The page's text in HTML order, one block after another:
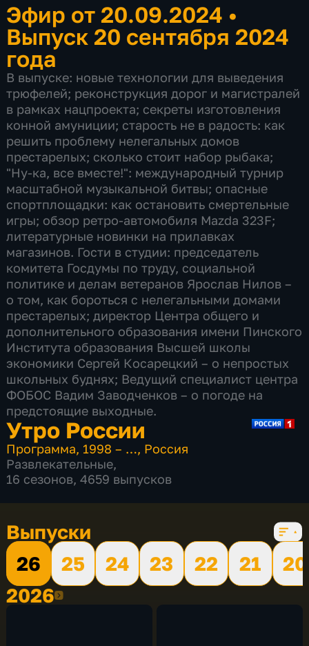
Эфир от 20.09.2024 •
Выпуск 20 сентября 2024
года
В выпуске: новые технологии для выведения
трюфелей; реконструкция дорог и магистралей
в рамках нацпроекта; секреты изготовления
конной амуниции; старость не в радость: как
решить проблему нелегальных домов
престарелых; сколько стоит набор рыбака;
"Ну-ка, все вместе!": международный турнир
масштабной музыкальной битвы; опасные
спортплощадки: как остановить смертельные
игры; обзор ретро-автомобиля Mazda 323F;
литературные новинки на прилавках
магазинов. Гости в студии: председатель
комитета Госдумы по труду, социальной
политике и делам ветеранов Ярослав Нилов –
о том, как бороться с нелегальными домами
престарелых; директор Центра общего и
дополнительного образования имени Пинского
Института образования Высшей школы
экономики Сергей Косарецкий – о непростых
школьных буднях; Ведущий специалист центра
ФОБОС Вадим Заводченков – о погоде на
предстоящие выходные.
Утро России
Программа, 1998 – …, Россия
Развлекательные,
16 сезонов, 4659 выпусков
Выпуски
26
25 24 23 22 21
20
20262026